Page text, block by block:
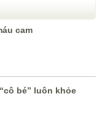
cam
bé” luôn khỏe